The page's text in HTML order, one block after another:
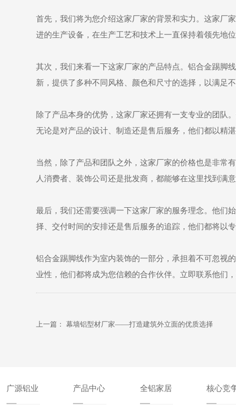
首先，我们将为您介绍这家厂家的背景和实力。这家厂
进的生产设备，在生产工艺和技术上一直保持着领先地
其次，我们来看一下这家厂家的产品特点。铝合金踢脚
新，提供了多种不同风格、颜色和尺寸的选择，以满足
除了产品本身的优势，这家厂家还拥有一支专业的团队
无论是对产品的设计、制造还是售后服务，他们都以精
当然，除了产品和团队之外，这家厂家的价格也是非常
人消费者、装饰公司还是批发商，都能够在这里找到满
最后，我们还需要强调一下这家厂家的服务理念。他们
择、交付时间的安排还是售后服务的追踪，他们都将以
铝合金踢脚线作为室内装饰的一部分，承担着不可忽视
业性，他们都将成为您信赖的合作伙伴。立即联系他们
上一篇： 幕墙铝型材厂家——打造建筑外立面的优质选择
广源铝业 产品中心 全铝家居 核心竞